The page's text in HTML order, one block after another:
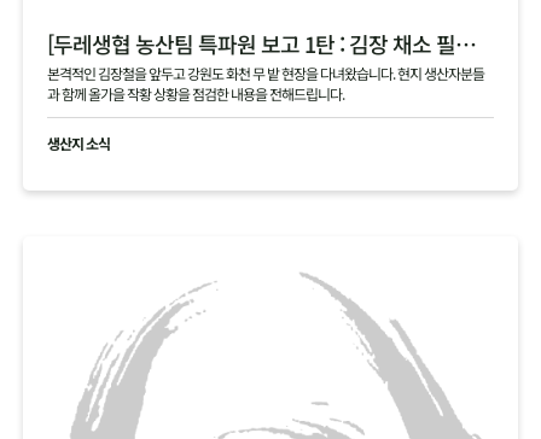
[두레생협 농산팀 특파원 보고 1탄 : 김장 채소 필지 점검 현황 공유]
본격적인 김장철을 앞두고 강원도 화천 무 밭 현장을 다녀왔습니다. 현지 생산자분들
과 함께 올가을 작황 상황을 점검한 내용을 전해드립니다.
생산지 소식